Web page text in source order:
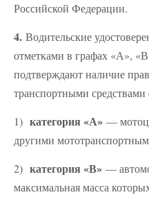
Российской Федерации.
4. Водительские
отметками в графах «А»,
подтверждают наличие
транспортными
1) категория «А» —
другими
2) категория «В» —
максимальная масса